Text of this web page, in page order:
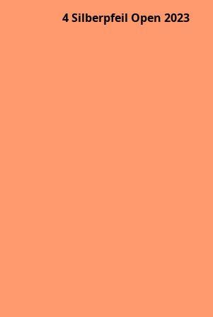
4 Silberpfeil Open 2023